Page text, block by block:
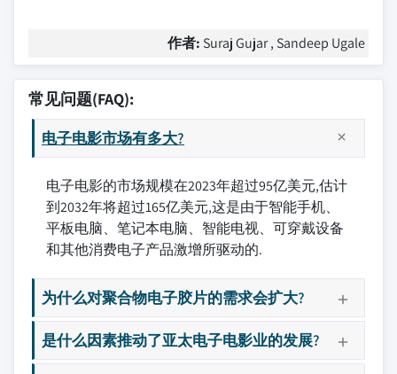
作者: Suraj Gujar , Sandeep Ugale
常见问题(FAQ):
电子电影市场有多大?
电子电影的市场规模在2023年超过95亿美元,估计
到2032年将超过165亿美元,这是由于智能手机、
平板电脑、笔记本电脑、智能电视、可穿戴设备
和其他消费电子产品激增所驱动的.
为什么对聚合物电子胶片的需求会扩大?
是什么因素推动了亚太电子电影业的发展?